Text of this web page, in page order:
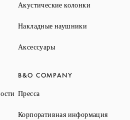
Акустические колонки
Накладные наушники
АксессуарыLink Opens in New
Link Opens in New Tab
Opens in New Tab
B&O COMPANY
ПрессаLink Opens in New Tab
Корпоративная информацияLink